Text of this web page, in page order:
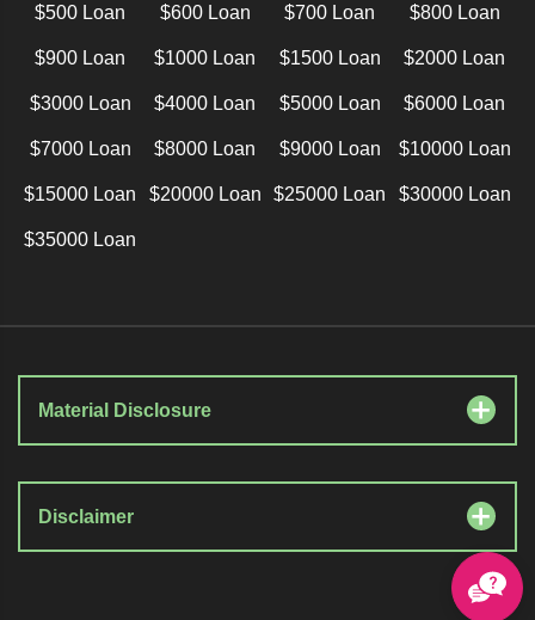
$500 Loan $600 Loan $700 Loan $800 Loan
$900 Loan $1000 Loan $1500 Loan $2000 Loan
$3000 Loan $4000 Loan $5000 Loan $6000 Loan
$7000 Loan $8000 Loan $9000 Loan $10000 Loan
$15000 Loan $20000 Loan $25000 Loan $30000 Loan
$35000 Loan
Material Disclosure
Disclaimer